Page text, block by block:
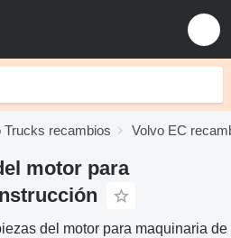
Trucks recambios Volvo EC
motor para
del motor para maquinaria